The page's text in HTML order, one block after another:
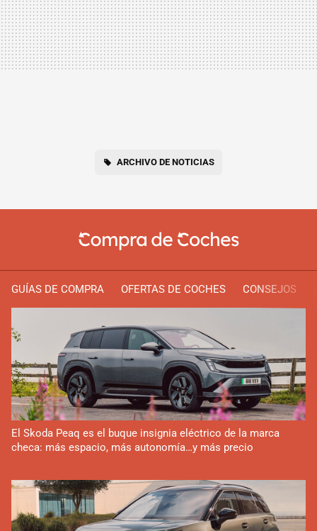
ARCHIVO DE NOTICIAS
GUÍAS DE COMPRA OFERTAS DE COCHES CONSEJOS
El Skoda Peaq es el buque insignia eléctrico de la marca
checa: más espacio, más autonomía…y más precio